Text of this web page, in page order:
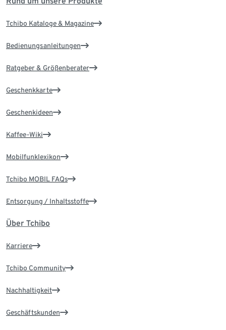
Tchibo Kataloge & Magazine
Bedienungsanleitungen
Ratgeber & Größenberater
Geschenkkarte
Geschenkideen
Kaffee-Wiki
Mobilfunklexikon
Tchibo MOBIL FAQs
Entsorgung / Inhaltsstoffe
Über Tchibo
Karriere
Tchibo Community
Nachhaltigkeit
Geschäftskunden